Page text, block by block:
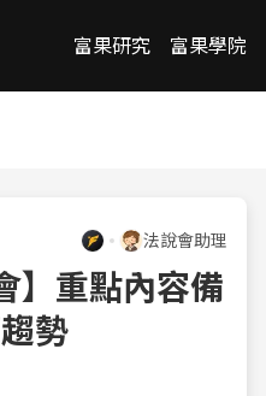
富果研究 富果學院
法說會助理
】重點內容備
勢